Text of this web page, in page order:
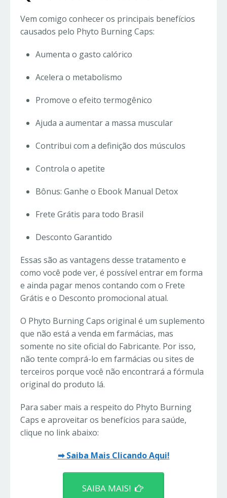
Vem comigo conhecer os principais benefícios
causados pelo Phyto Burning Caps:
Aumenta o gasto calórico
Acelera o metabolismo
Promove o efeito termogênico
Ajuda a aumentar a massa muscular
Contribui com a definição dos músculos
Controla o apetite
Bônus: Ganhe o Ebook Manual Detox
Frete Grátis para todo Brasil
Desconto Garantido
Essas são as vantagens desse tratamento e
como você pode ver, é possível entrar em forma
e ainda pagar menos contando com o Frete
Grátis e o Desconto promocional atual.
O Phyto Burning Caps original é um suplemento
que não está a venda em farmácias, mas
somente no site oficial do Fabricante. Por isso,
não tente comprá-lo em farmácias ou sites de
terceiros porque você não encontrará a fórmula
original do produto lá.
Para saber mais a respeito do Phyto Burning
Caps e aproveitar os benefícios para saúde,
clique no link abaixo:
➡ Saiba Mais Clicando Aqui!
SAIBA MAIS!